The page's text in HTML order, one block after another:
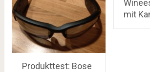
Produkttest: Bose
mit